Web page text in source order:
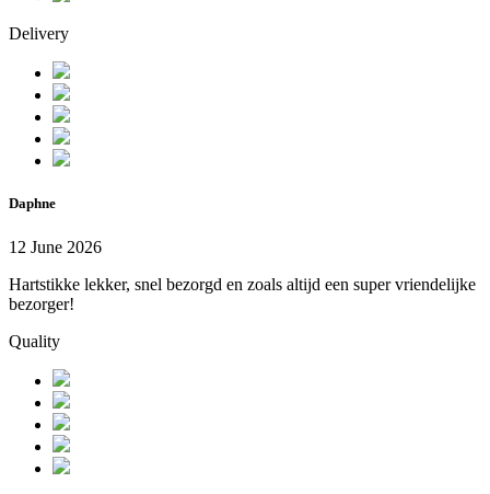
Delivery
Daphne
12 June 2026
Hartstikke lekker, snel bezorgd en zoals altijd een super vriendelijke
bezorger!
Quality